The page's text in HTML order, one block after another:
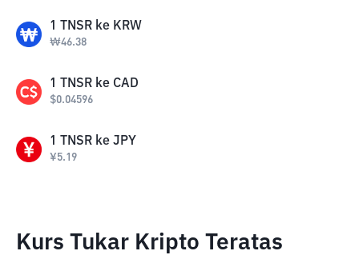
1 TNSR ke KRW
₩46.38
1 TNSR ke CAD
$0.04596
1 TNSR ke JPY
¥5.19
Kurs Tukar Kripto Teratas